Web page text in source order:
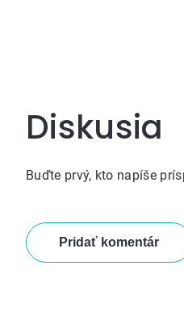
Diskusia
Buďte prvý, kto napíše
Pridať komentár